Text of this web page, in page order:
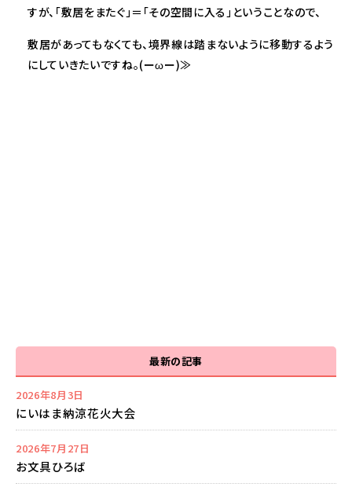
すが、「敷居をまたぐ」＝「その空間に入る」ということなので、
敷居があってもなくても、境界線は踏まないように移動するよう
にしていきたいですね。(ーωー)≫
最新の記事
2026年8月3日
にいはま納涼花火大会
2026年7月27日
お文具ひろば